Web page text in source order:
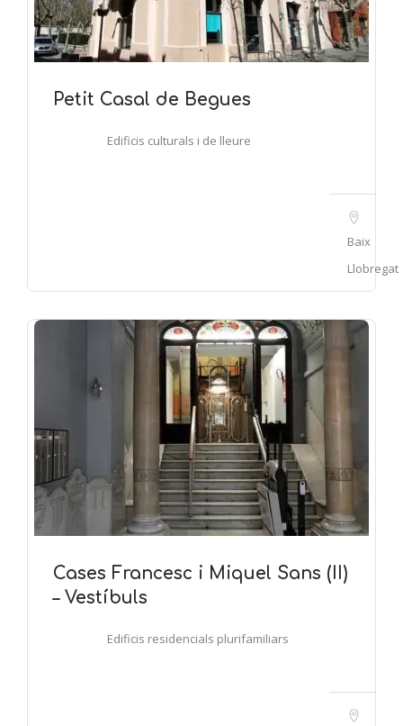
Petit Casal de Begues
Edificis culturals i de lleure
Baix
Llobregat
Cases Francesc i Miquel Sans (II)
– Vestíbuls
Edificis residencials plurifamiliars